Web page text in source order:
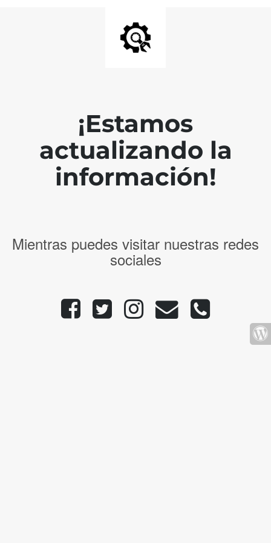
¡Estamos
actualizando la
información!
Mientras puedes visitar nuestras redes
sociales